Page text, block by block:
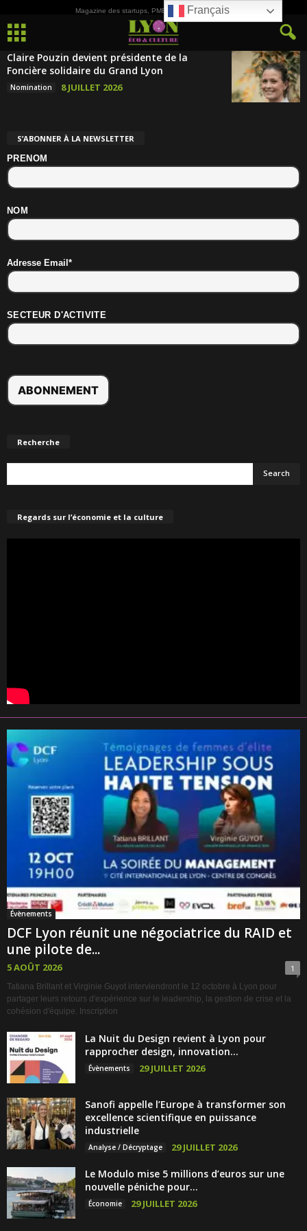
Magazine des startups, PME, ETI et de la Culture
Claire Pouzin devient présidente de la
Foncière solidaire du Grand Lyon
Nomination 8 JUILLET 2026
S’ABONNER À LA NEWSLETTER
PRENOM
NOM
Adresse Email*
SECTEUR D'ACTIVITE
Recherche
Regards sur l’économie et la culture
Évènements
DCF Lyon réunit une négociatrice du RAID et
une pilote de...
5 AOÛT 2026 1
Tatiana Brillant et Virginie Guyot interviendront le 12 octobre à Lyon pour
partager leurs retours d'expérience sur le leadership, la gestion de crise et la
cohésion d'équipe. Inscription
La Nuit du Design revient à Lyon pour
rapprocher design, innovation...
Évènements 29 JUILLET 2026
Sanofi appelle l’Europe à transformer son
excellence scientifique en puissance
industrielle
Analyse / Décryptage 29 JUILLET 2026
Le Modulo mise 5 millions d’euros sur une
nouvelle péniche pour...
Économie 29 JUILLET 2026
Français